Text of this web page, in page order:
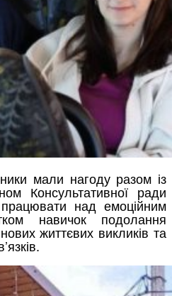
мали нагоду разом із
Консультативної ради
над емоційним
навичок подолання
життєвих викликів та